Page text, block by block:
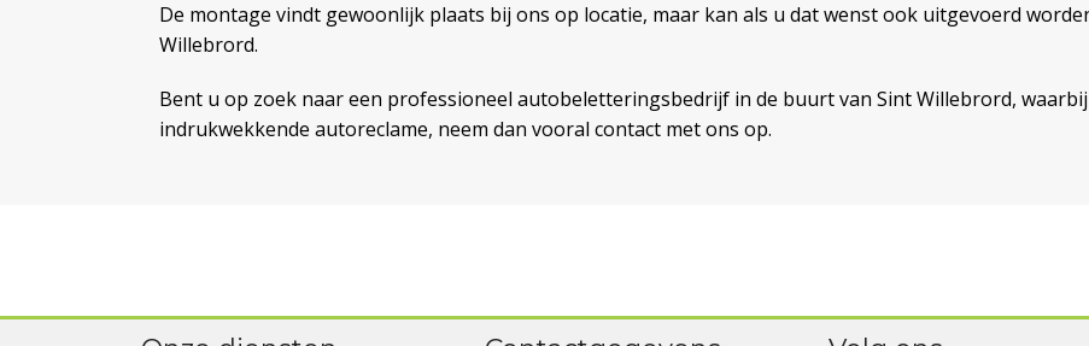
De montage vindt gewoonlijk plaats bij ons op locatie, maar kan als u dat wenst ook uitgevoerd
Willebrord.
Bent u op zoek naar een professioneel autobeletteringsbedrijf in de buurt van Sint Willebrord,
indrukwekkende autoreclame, neem dan vooral contact met ons op.